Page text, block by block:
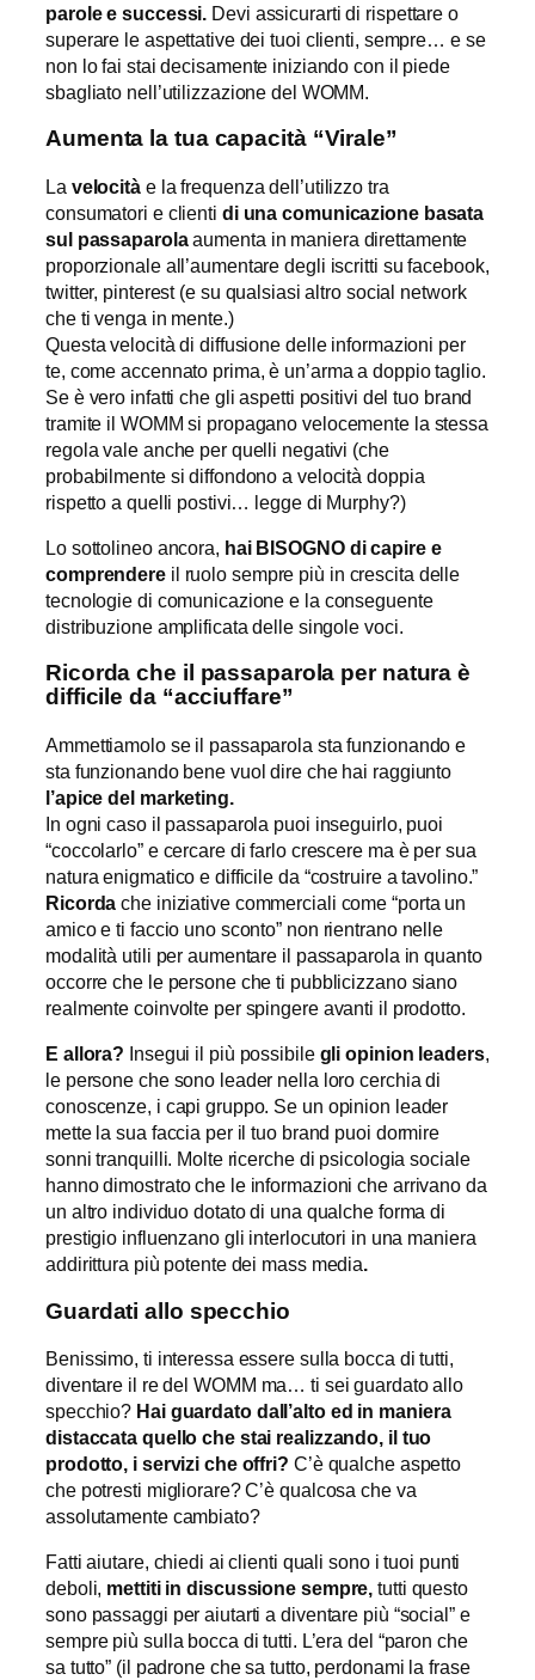
parole e successi. Devi assicurarti di rispettare o
superare le aspettative dei tuoi clienti, sempre… e se
non lo fai stai decisamente iniziando con il piede
sbagliato nell’utilizzazione del WOMM.
Aumenta la tua capacità “Virale”
La velocitàe la frequenza dell’utilizzo tra
consumatori e clienti di una comunicazione basata
sul passaparolaaumenta in maniera direttamente
proporzionale all’aumentare degli iscritti su facebook,
twitter, pinterest (e su qualsiasi altro social network
che ti venga in mente.)
Questa velocità di diffusione delle informazioni per
te, come accennato prima, è un’arma a doppio taglio.
Se è vero infatti che gli aspetti positivi del tuo brand
tramite il WOMM si propagano velocemente la stessa
regola vale anche per quelli negativi (che
probabilmente si diffondono a velocità doppia
rispetto a quelli postivi… legge di Murphy?)
Lo sottolineo ancora, hai BISOGNO di capire e
comprendereil ruolo sempre più in crescita delle
tecnologie di comunicazione e la conseguente
distribuzione amplificata delle singole voci.
Ricorda che il passaparola per naturaè
difficile da “acciuffare”
Ammettiamolo se il passaparola sta funzionando e
sta funzionando bene vuol dire che hai raggiunto
l’apice del marketing.
In ogni caso il passaparola puoi inseguirlo, puoi
“coccolarlo” e cercare di farlo crescere ma è per sua
natura enigmatico e difficile da “costruire a tavolino.”
Ricorda che iniziative commerciali come “porta un
amico e ti faccio uno sconto” non rientrano nelle
modalità utili per aumentare il passaparola in quanto
occorre che le persone che ti pubblicizzano siano
realmente coinvolte per spingere avanti il prodotto.
E allora? Insegui il più possibile gli opinion leaders,
le persone che sono leader nella loro cerchia di
conoscenze, i capi gruppo. Se un opinion leader
mette la sua faccia per il tuo brand puoi dormire
sonni tranquilli. Molte ricerche di psicologia sociale
hanno dimostrato che le informazioni che arrivano da
un altro individuo dotato di una qualche forma di
prestigio influenzano gli interlocutori in una maniera
addirittura più potente dei mass media.
Guardati allo specchio
Benissimo, ti interessa essere sulla bocca di tutti,
diventare il re del WOMM ma… ti sei guardato allo
specchio? Hai guardato dall’alto ed in maniera
distaccata quello che stai realizzando, il tuo
prodotto, i servizi che offri? C’è qualche aspetto
che potresti migliorare? C’è qualcosa che va
assolutamente cambiato?
Fatti aiutare, chiedi ai clienti quali sono i tuoi punti
deboli, mettiti in discussione sempre, tutti questo
sono passaggi per aiutarti a diventare più “social” e
sempre più sulla bocca di tutti. L’era del “paron che
sa tutto” (il padrone che sa tutto, perdonami la frase